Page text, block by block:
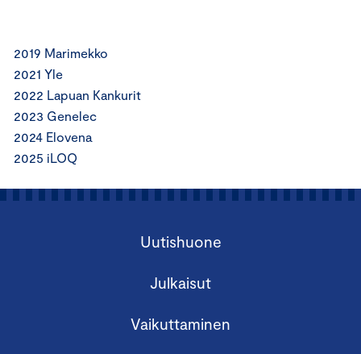
2019 Marimekko
2021 Yle
2022 Lapuan Kankurit
2023 Genelec
2024 Elovena
2025 iLOQ
Uutishuone
Julkaisut
Vaikuttaminen